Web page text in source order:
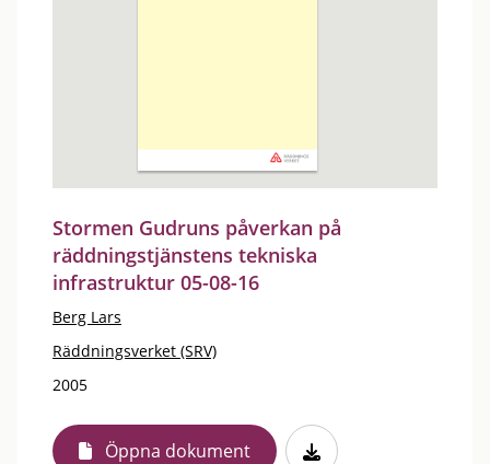
Stormen Gudruns påverkan på
räddningstjänstens tekniska
infrastruktur 05-08-16
Berg Lars
Räddningsverket (SRV)
2005
Öppna dokument